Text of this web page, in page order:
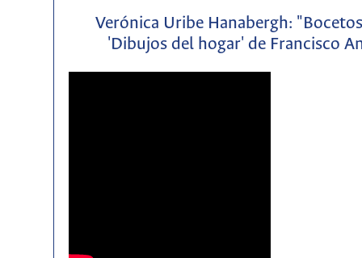
Verónica Uribe Hanabergh:
'Dibujos del hogar' de Francisco